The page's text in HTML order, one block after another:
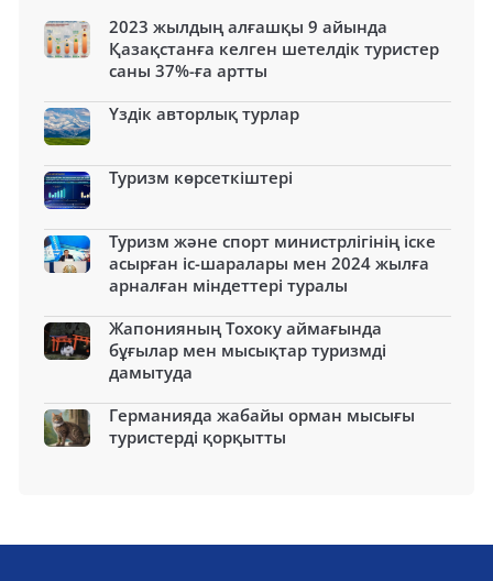
2023 жылдың алғашқы 9 айында
Қазақстанға келген шетелдік туристер
саны 37%-ға артты
Үздік авторлық турлар
Туризм көрсеткіштері
Туризм және спорт министрлігінің іске
асырған іс-шаралары мен 2024 жылға
арналған міндеттері туралы
Жапонияның Тохоку аймағында
бұғылар мен мысықтар туризмді
дамытуда
Германияда жабайы орман мысығы
туристерді қорқытты